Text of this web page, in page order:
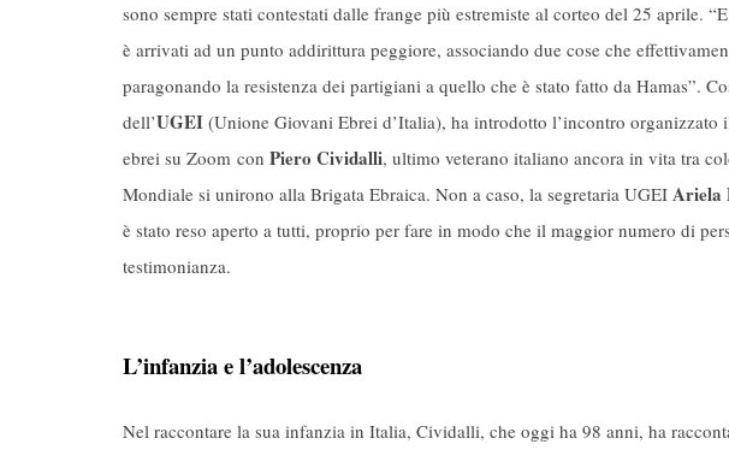
sono sempre stati contestati dalle frange più estremiste al corteo del 25 aprile.
è arrivati ad un punto addirittura peggiore, associando due cose che
paragonando la resistenza dei partigiani a quello che è stato fatto da Hamas”.
dell’UGEI (Unione Giovani Ebrei d’Italia), ha introdotto l’incontro
ebrei su Zoom con Piero Cividalli, ultimo veterano italiano ancora in vita tra
Mondiale si unirono alla Brigata Ebraica. Non a caso, la segretaria UGEI Ariela
è stato reso aperto a tutti, proprio per fare in modo che il maggior numero di
testimonianza.
L’infanzia e l’adolescenza
Nel raccontare la sua infanzia in Italia, Cividalli, che oggi ha 98 anni, ha